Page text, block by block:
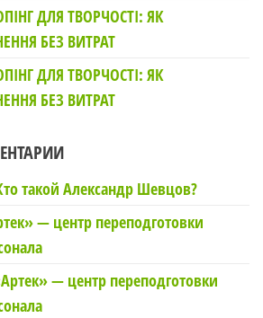
ДЛЯ ТВОРЧОСТІ: ЯК
БЕЗ ВИТРАТ
ДЛЯ ТВОРЧОСТІ: ЯК
БЕЗ ВИТРАТ
такой Александр Шевцов?
— центр переподготовки
— центр переподготовки